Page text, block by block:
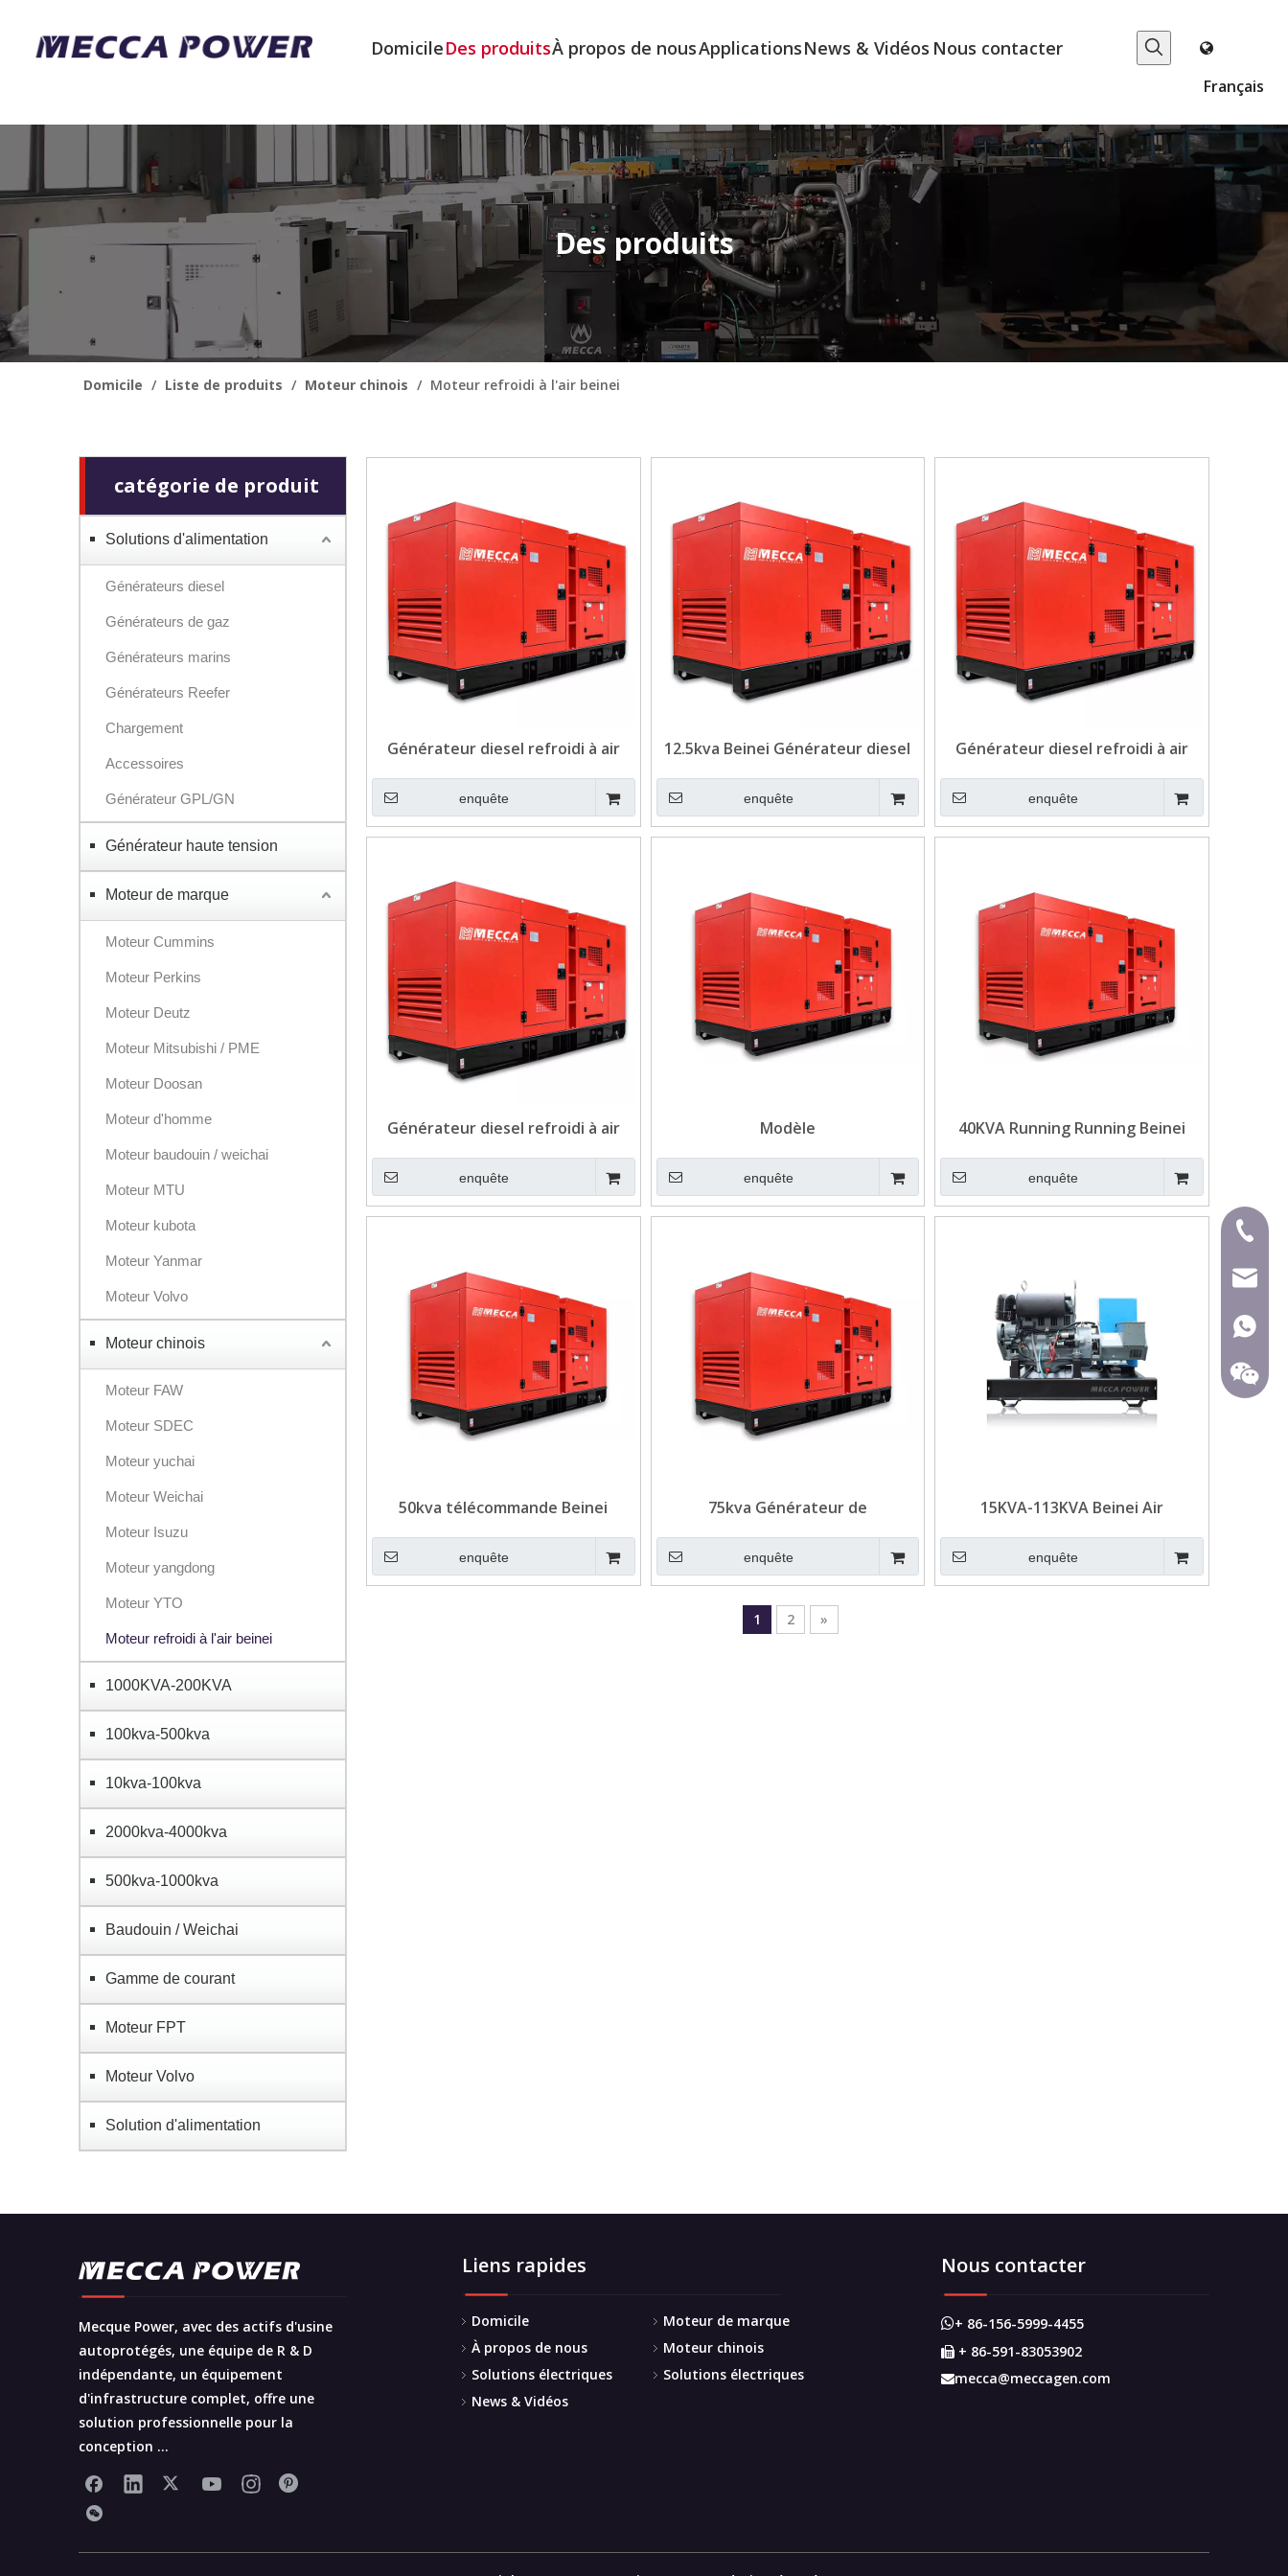
DomicileDes produitsÀ propos de nousApplicationsNews & Vidéos Nous contacter
Français
Des produits
Domicile / Liste de produits / Moteur chinois / Moteur refroidi à l'air beinei
catégorie de produit
Solutions d'alimentation
Générateurs diesel
Générateurs de gaz
Générateurs marins
Générateurs Reefer
Chargement
Accessoires
Générateur GPL/GN
Générateur haute tension
Moteur de marque
Moteur Cummins
Moteur Perkins
Moteur Deutz
Moteur Mitsubishi / PME
Moteur Doosan
Moteur d'homme
Moteur baudouin / weichai
Moteur MTU
Moteur kubota
Moteur Yanmar
Moteur Volvo
Moteur chinois
Moteur FAW
Moteur SDEC
Moteur yuchai
Moteur Weichai
Moteur Isuzu
Moteur yangdong
Moteur YTO
Moteur refroidi à l'air beinei
1000KVA-200KVA
100kva-500kva
10kva-100kva
2000kva-4000kva
500kva-1000kva
Baudouin / Weichai
Gamme de courant
Moteur FPT
Moteur Volvo
Solution d'alimentation
Générateur diesel refroidi à air
10kva Beinei pour télécom
enquête
12.5kva Beinei Générateur diesel
refroidi à l'air pour Telecom
enquête
Générateur diesel refroidi à air
15kva Beinei pour télécom
enquête
Générateur diesel refroidi à air
20kva Beinei pour Telecom
enquête
Modèle
enquête
40KVA Running Running Beinei
Roodé Générateur diesel refroidi
enquête
50kva télécommande Beinei
Générateur refroidi à air pour
télécom
enquête
75kva Générateur de
refroidissement de l'air Beinei en
beinei pour Telecom
enquête
15KVA-113KVA Beinei Air
Refroidissement Diesel Generator
pour Telecom
enquête
1 2 »
Mecque Power, avec des actifs d'usine
autoprotégés, une équipe de R & D
indépendante, un équipement
d'infrastructure complet, offre une
solution professionnelle pour la
conception ...
Liens rapides
Domicile
À propos de nous
Solutions électriques
News & Vidéos
+ 86-
+ 86-
Moteur de marque
Moteur chinois
Solutions électriques
Nous contacter
+ 86-156-5999-4455
 + 86-591-83053902
mecca@meccagen.com